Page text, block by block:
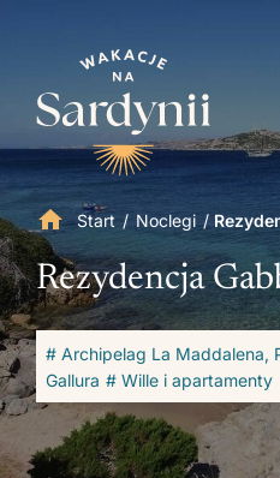
Start / Noclegi /
Rezydencja
# Archipelag La Maddalena,
Gallura # Wille i apartamenty